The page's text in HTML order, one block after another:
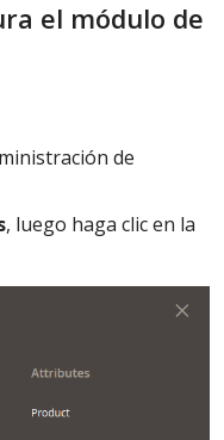
el módulo de
de
, luego haga clic en la